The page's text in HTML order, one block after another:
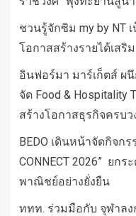
ชวนรู้จักซิม my by NT
โอกาสสร้างรายได้เสริ
อินฟอร์มา มาร์เก็ตส์ ผ
จัด Food & Hospitality
สร้างโอกาสธุรกิจครบว
BEDO เดินหน้าจัดกิจกร
CONNECT 2026” ยก
พาณิชย์อย่างยั่งยืน
ททท. ร่วมมือกับ จุฬาล